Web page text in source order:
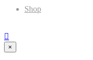
Shop

×